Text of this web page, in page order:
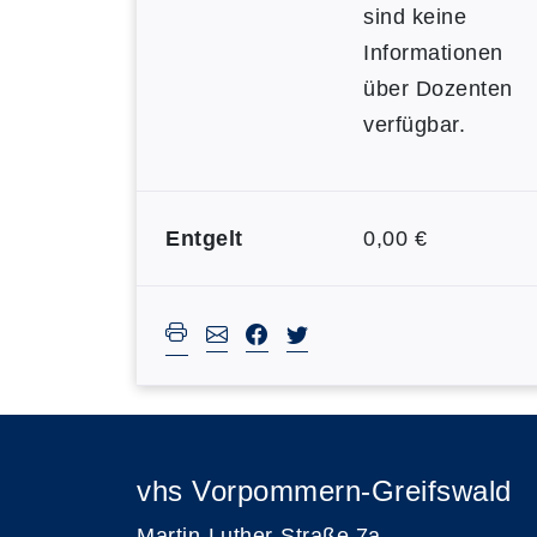
sind keine
Informationen
über Dozenten
verfügbar.
Entgelt 0,00 €
vhs Vorpommern-Greifswald